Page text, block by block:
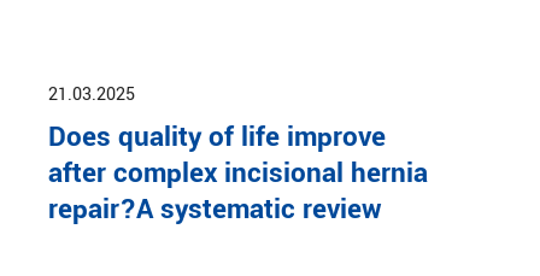
21.03.2025
Does quality of life improve
after complex incisional hernia
repair?A systematic review